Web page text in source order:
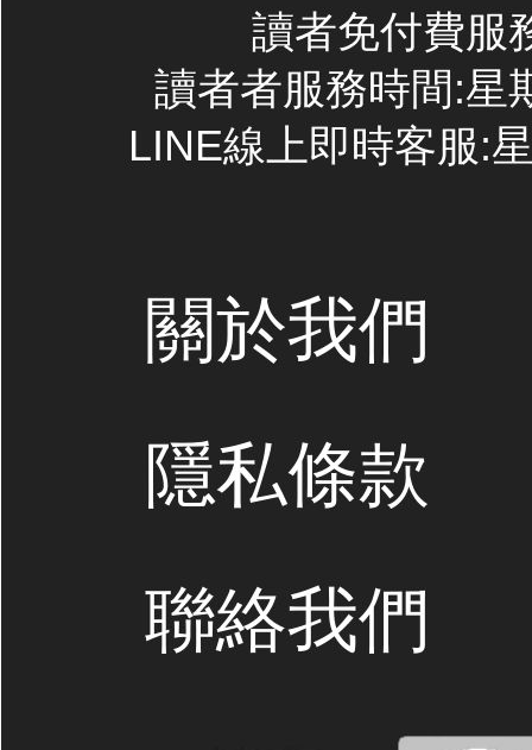
讀者免付費服
讀者者服務時間:星
LINE線上即時客服:
關於我們
隱私條款
聯絡我們